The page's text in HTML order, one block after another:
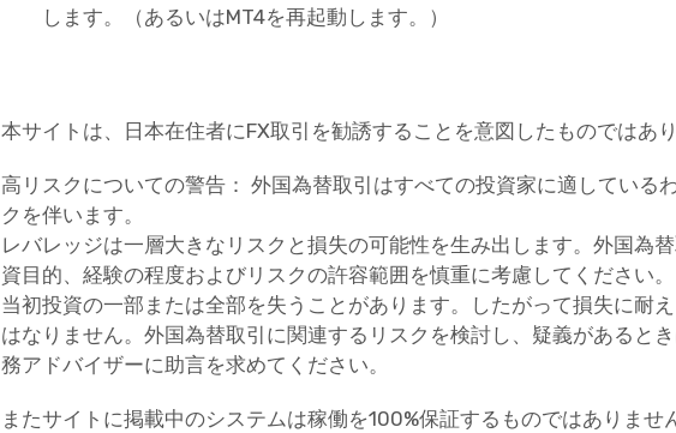
します。（あるいはMT4を再起動します。）
本サイトは、日本在住者にFX取引を勧誘することを意図したものではあり
高リスクについての警告： 外国為替取引はすべての投資家に適している
クを伴います。
レバレッジは一層大きなリスクと損失の可能性を生み出します。外国為
資目的、経験の程度およびリスクの許容範囲を慎重に考慮してください。
当初投資の一部または全部を失うことがあります。したがって損失に耐
はなりません。外国為替取引に関連するリスクを検討し、疑義があると
務アドバイザーに助言を求めてください。
またサイトに掲載中のシステムは稼働を100%保証するものではありませ